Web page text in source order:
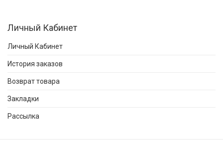
Личный Кабинет
Личный Кабинет
История заказов
Возврат товара
Закладки
Рассылка